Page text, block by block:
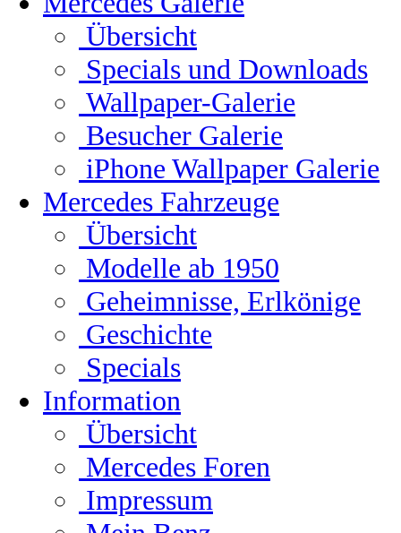
Übersicht
Specials und Downloads
Wallpaper-Galerie
Besucher Galerie
iPhone Wallpaper Galerie
Mercedes Fahrzeuge
Übersicht
Modelle ab 1950
Geheimnisse, Erlkönige
Geschichte
Specials
Information
Übersicht
Mercedes Foren
Impressum